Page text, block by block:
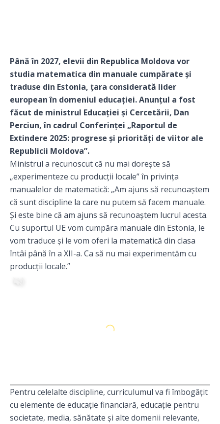
Până în 2027, elevii din Republica Moldova vor
studia matematica din manuale cumpărate și
traduse din Estonia, țara considerată lider
european în domeniul educației. Anunțul a fost
făcut de ministrul Educației și Cercetării, Dan
Perciun, în cadrul Conferinței „Raportul de
Extindere 2025: progrese și priorități de viitor ale
Republicii Moldova”.
Ministrul a recunoscut că nu mai dorește să
„experimenteze cu producții locale” în privința
manualelor de matematică: „Am ajuns să recunoaștem
că sunt discipline la care nu putem să facem manuale.
Și este bine că am ajuns să recunoaștem lucrul acesta.
Cu suportul UE vom cumpăra manuale din Estonia, le
vom traduce și le vom oferi la matematică din clasa
întâi până în a XII-a. Ca să nu mai experimentăm cu
producții locale.”
Pentru celelalte discipline, curriculumul va fi îmbogățit
cu elemente de educație financiară, educație pentru
societate, media, sănătate și alte domenii relevante,